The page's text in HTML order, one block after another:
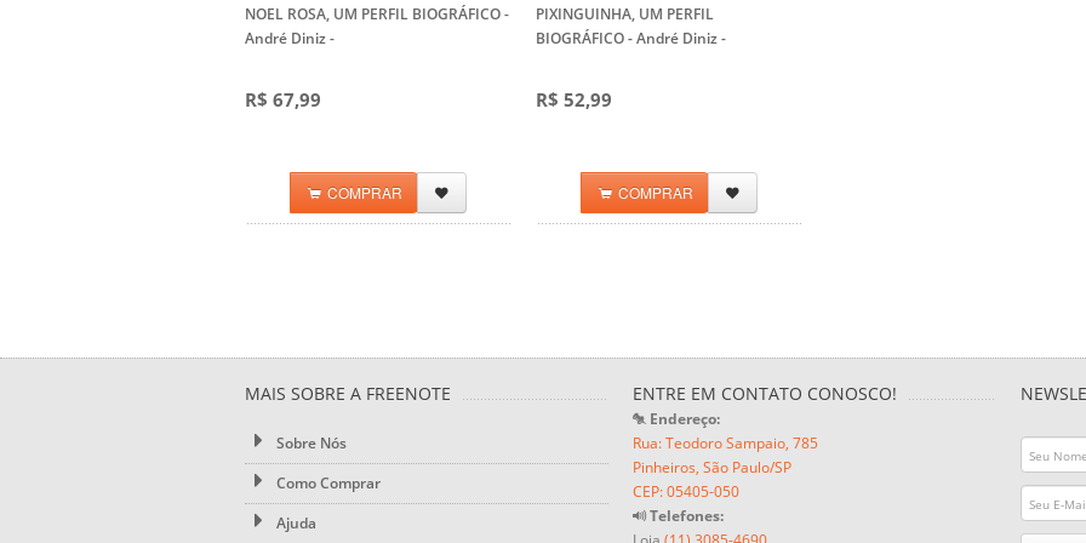
NOEL ROSA, UM PERFIL BIOGRÁFICO -
André Diniz-
R$ 67,99
COMPRAR
PIXINGUINHA, UM PERFIL
BIOGRÁFICO - André Diniz-
R$ 52,99
COMPRAR
MAIS SOBRE A FREENOTE
Sobre Nós
Como Comprar
Ajuda
ENTRE EM CONTATO CONOSCO!
Endereço:
Rua: Teodoro Sampaio, 785
Pinheiros, São Paulo/SP
CEP: 05405-050
Telefones: